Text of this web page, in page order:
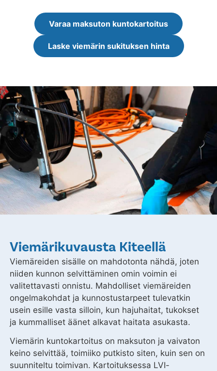
Varaa maksuton kuntokartoitus
Laske viemärin sukituksen hinta
Viemärikuvausta Kiteellä
Viemäreiden sisälle on mahdotonta nähdä, joten
niiden kunnon selvittäminen omin voimin ei
valitettavasti onnistu. Mahdolliset viemäreiden
ongelmakohdat ja kunnostustarpeet tulevatkin
usein esille vasta silloin, kun hajuhaitat, tukokset
ja kummalliset äänet alkavat haitata asukasta.
Viemärin kuntokartoitus on maksuton ja vaivaton
keino selvittää, toimiiko putkisto siten, kuin sen on
suunniteltu toimivan. Kartoituksessa LVI-